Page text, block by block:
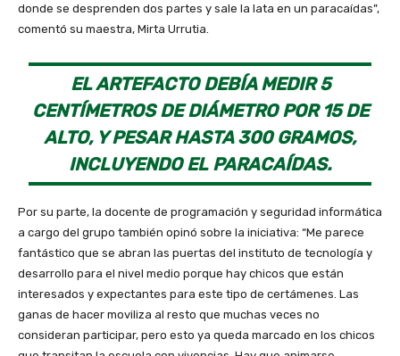
donde se desprenden dos partes y sale la lata en un paracaídas”,
comentó su maestra, Mirta Urrutia.
EL ARTEFACTO DEBÍA MEDIR 5
CENTÍMETROS DE DIÁMETRO POR 15 DE
ALTO, Y PESAR HASTA 300 GRAMOS,
INCLUYENDO EL PARACAÍDAS.
Por su parte, la docente de programación y seguridad informática
a cargo del grupo también opinó sobre la iniciativa: “Me parece
fantástico que se abran las puertas del instituto de tecnología y
desarrollo para el nivel medio porque hay chicos que están
interesados y expectantes para este tipo de certámenes. Las
ganas de hacer moviliza al resto que muchas veces no
consideran participar, pero esto ya queda marcado en los chicos